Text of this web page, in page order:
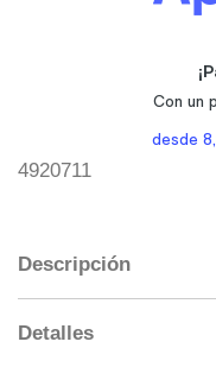
4920711
Descripción
Detalles